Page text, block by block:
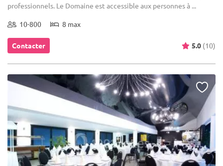
professionnels. Le Domaine est accessible aux personnes à ...
10-800 8 max
Contacter 5.0 (10)